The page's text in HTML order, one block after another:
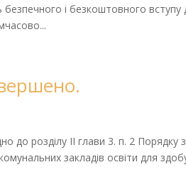
і безкоштовного вступу
до розділу II глави 3. п. 2 Порядку
закладів освіти для